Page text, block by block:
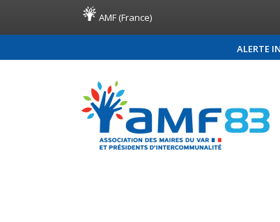
AMF (France)
ALERTE